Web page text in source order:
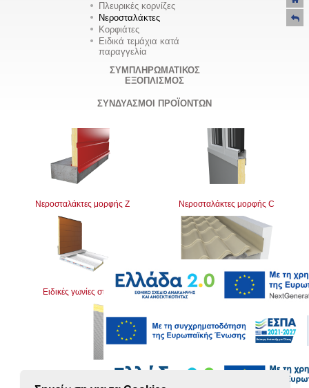
Πλευρικές κορνίζες
Νεροσταλάκτες
Κορφιάτες
Ειδικά τεμάχια κατά
παραγγελία
ΣΥΜΠΛΗΡΩΜΑΤΙΚΟΣ
ΕΞΟΠΛΙΣΜΟΣ
ΣΥΝΔΥΑΣΜΟΙ ΠΡΟΪΟΝΤΩΝ
Νεροσταλάκτες μορφής Z Νεροσταλάκτες μορφής C
Ειδικές γωνίες στέγης Γωνίες διαστολής